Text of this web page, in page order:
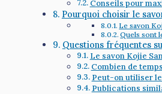
Conseils pour
Pourquoi choisir le
Le savon
Quels sont
Questions fréquentes
Le savon Kojie
Combien de
Peut-on utiliser
Publications